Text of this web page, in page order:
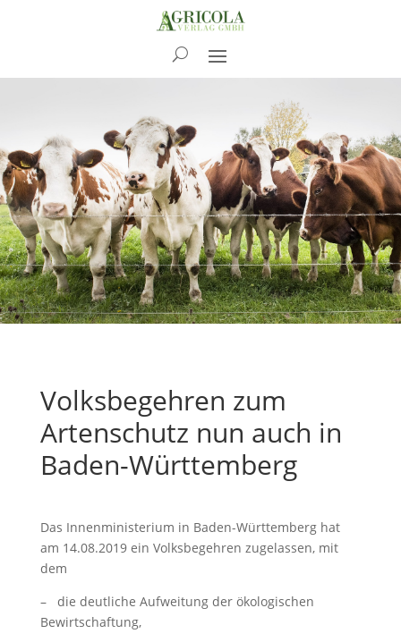
News
Volksbegehren zum
Artenschutz nun auch in
Baden-Württemberg
Das Innenministerium in Baden-Württemberg hat
am 14.08.2019 ein Volksbegehren zugelassen, mit
dem
– die deutliche Aufweitung der ökologischen
Bewirtschaftung,